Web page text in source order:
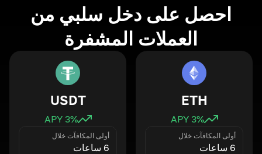
احصل على دخل سلبي من
العملات المشفرة
ETH
3% APY
أولى المكافآت خلال
6 ساعات
USDT
3% APY
أولى المكافآت خلال
6 ساعات